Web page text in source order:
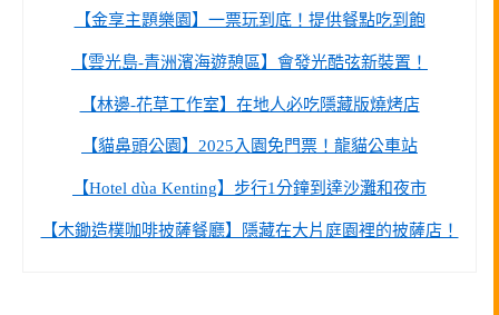
【金享主題樂園】一票玩到底！提供餐點吃到飽
【雲光島-青洲濱海遊憩區】會發光酷弦新裝置！
【林邊-花草工作室】在地人必吃隱藏版燒烤店
【貓鼻頭公園】2025入園免門票！龍貓公車站
【Hotel dùa Kenting】步行1分鐘到達沙灘和夜市
【木鋤造樸咖啡披薩餐廳】隱藏在大片庭園裡的披薩店！